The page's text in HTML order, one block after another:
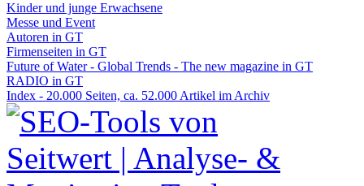
Kinder und junge Erwachsene
Messe und Event
Autoren in GT
Firmenseiten in GT
Future of Water - Global Trends - The new magazine in GT
RADIO in GT
Index - 20.000 Seiten, ca. 52.000 Artikel im Archiv